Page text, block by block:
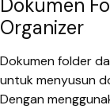
Dokumen
Organizer
Dokumen folder
untuk menyusun
Dengan